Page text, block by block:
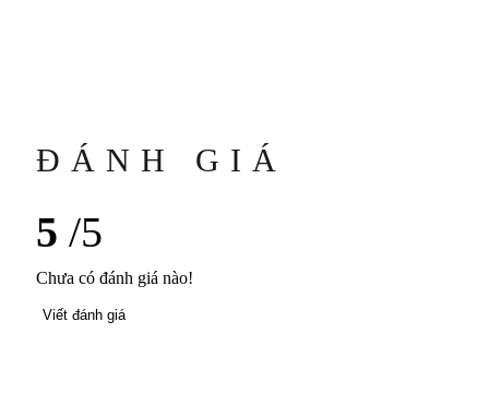
ĐÁNH GIÁ
5 /5
Chưa có đánh giá nào!
Viết đánh giá